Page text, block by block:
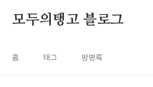
모두의탱고 블로그
홈 태그 방명록